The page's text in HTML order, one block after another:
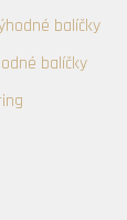
balíčky
balíčky